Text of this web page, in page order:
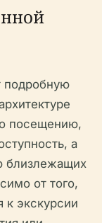
подробную
посещению,
а
близлежащих
от того,
к экскурсии